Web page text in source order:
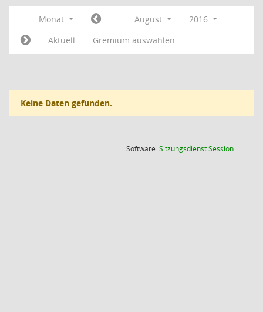
Monat August
2016
Aktuell
Gremium auswählen
Keine Daten gefunden.
Software:SitzungsdienstSession(Wird in